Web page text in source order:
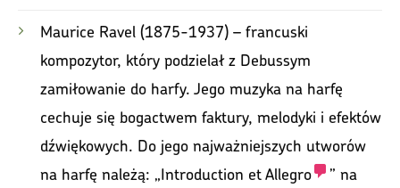
Maurice Ravel (1875-1937) – francuski
kompozytor, który podzielał z Debussym
zamiłowanie do harfy. Jego muzyka na harfę
cechuje się bogactwem faktury, melodyki i efektów
dźwiękowych. Do jego najważniejszych utworów
na harfę należą: „Introduction etAllegro
” na